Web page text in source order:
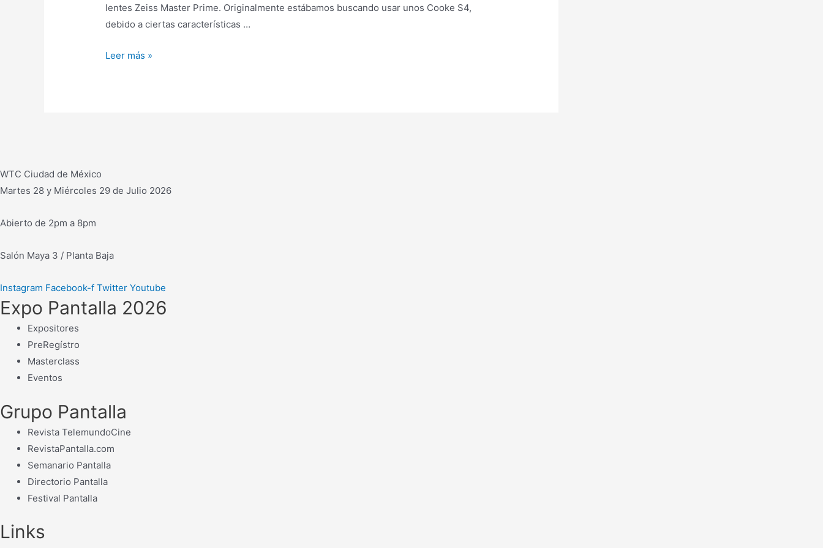
lentes Zeiss Master Prime. Originalmente estábamos buscando usar unos Cooke S4,
debido a ciertas características …
DAVID
con
y
ZEISS
Leer más »
WTC Ciudad de México
Martes 28 y Miércoles 29 de Julio 2026
Abierto de 2pm a 8pm
Salón Maya 3 / Planta Baja
Instagram Facebook-f Twitter Youtube
Expo Pantalla 2026
Expositores
PreRegístro
Masterclass
Eventos
Grupo Pantalla
Revista TelemundoCine
RevistaPantalla.com
Semanario Pantalla
Directorio Pantalla
Festival Pantalla
Links